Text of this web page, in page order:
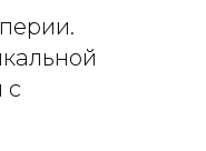
с